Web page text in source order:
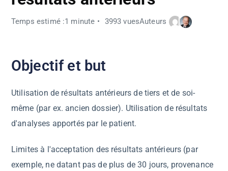
Temps estimé :1 minute 3993 vuesAuteurs
Objectif et but
Utilisation de résultats antérieurs de tiers et de soi-
même (par ex. ancien dossier). Utilisation de résultats
d'analyses apportés par le patient.
Limites à l'acceptation des résultats antérieurs (par
exemple, ne datant pas de plus de 30 jours, provenance